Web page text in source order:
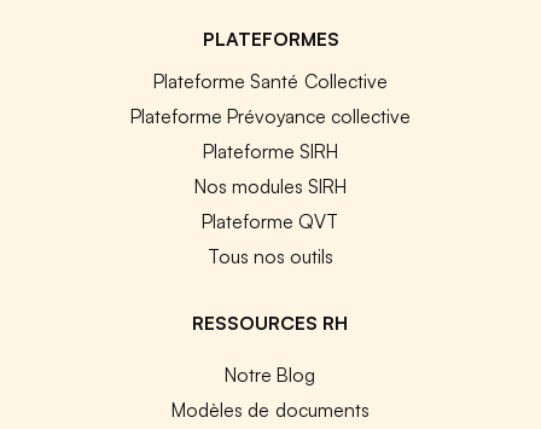
PLATEFORMES
Plateforme Santé Collective
Plateforme Prévoyance collective
Plateforme SIRH
Nos modules SIRH
Plateforme QVT
Tous nos outils
RESSOURCES RH
Notre Blog
Modèles de documents